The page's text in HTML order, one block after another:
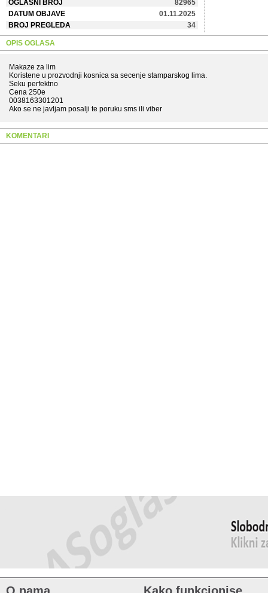
OGLASNI BROJ
82965
DATUM OBJAVE
01.11.2025
BROJ PREGLEDA
34
OPIS OGLASA
Makaze za lim
Koristene u prozvodnji kosnica sa secenje stamparskog lima.
Seku perfektno
Cena 250e
0038163301201
Ako se ne javljam posalji te poruku sms ili viber
KOMENTARI